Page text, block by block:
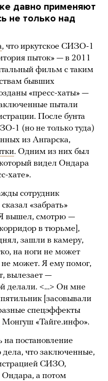
давно применяют
не только над
, что иркутское СИЗО-1
пыток» — в 2011
фильм с таким
бывших
«пресс-хаты» —
пытали
После бунта
1 (но не только туда)
из Ангарска,
. Одним из них был
видел Ондара
хате».
сотрудник
«забрать»
вышел, смотрю —
в тюрьме],
зашли в камеру,
на ноги не может
не может. Я ему помог,
вылезает —
делали. <…> Он мне
[засовывали
спецэффекты
Монгуш «Тайге.инфо».
постановление
дела, что заключенные,
СИЗО,
Ондара, а потом